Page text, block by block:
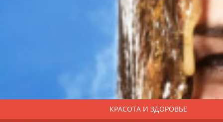
КРАСОТА И ЗДОРОВЬЕ